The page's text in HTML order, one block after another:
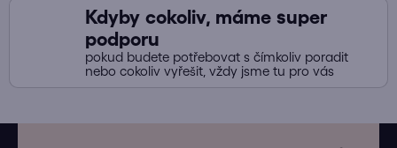
Kdyby cokoliv, máme super
podporu
pokud budete potřebovat s čímkoliv poradit
nebo cokoliv vyřešit, vždy jsme tu pro vás